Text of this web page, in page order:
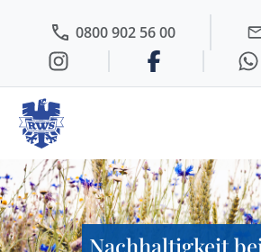
0800 902 56 00
Nachhaltigkeit